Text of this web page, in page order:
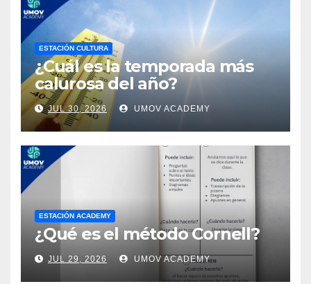
ESTACIÓN CULTURA
¿Cuál es la temporada más
calurosa del año?
JUL 30, 2026 UMOV ACADEMY
ESTACIÓN ACADEMY
¿Qué es el método Cornell?
JUL 29, 2026 UMOV ACADEMY